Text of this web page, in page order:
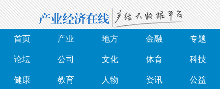
首页 产业 地方 金融 专题
论坛 公司 文化 体育 科技
健康 教育 人物 资讯 公益